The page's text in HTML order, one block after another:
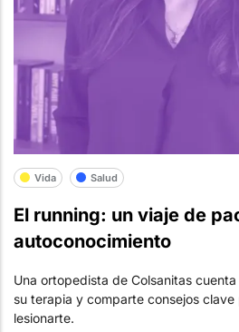
Vida Salud
El running: un viaje de
autoconocimiento
Una ortopedista de Colsanitas
su terapia y comparte consejos
lesionarte.